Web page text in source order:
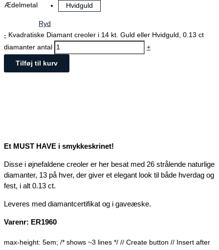
Ædelmetal
Hvidguld
Ryd
- Kvadratiske Diamant creoler i 14 kt. Guld eller Hvidguld, 0.13 ct
diamanter antal
+
Tilføj til kurv
Et MUST HAVE i smykkeskrinet!
Disse i øjnefaldene creoler er her besat med 26 strålende naturlige
diamanter, 13 på hver, der giver et elegant look til både hverdag og
fest, i alt 0.13 ct.
Leveres med diamantcertifikat og i gaveæske.
Varenr: ER1960
max-height: 5em; /* shows ~3 lines */ // Create button // Insert after